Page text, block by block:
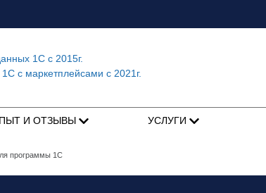
1Сс 2015г.
1C с маркетплейсами с 2021г.
И ОТЗЫВЫ УСЛУГИ
программы 1С